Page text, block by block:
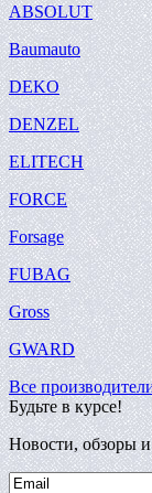
ABSOLUT
Baumauto
DEKO
DENZEL
ELITECH
FORCE
Forsage
FUBAG
Gross
GWARD
Все
Будьте в курсе!
Новости, обзоры